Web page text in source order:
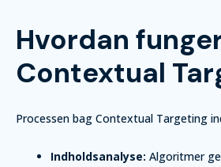
Hvordan
Contextual
Processen bag Contextual Targeting
Indholdsanalyse: Algoritmer